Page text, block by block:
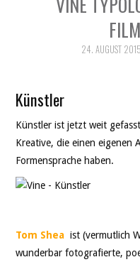
DATENSCHUTZ
24. AUGUST 2015
Künstler
Künstler ist jetzt weit
Kreative, die einen eigenen
Formensprache haben.
Tom Shea ist (vermutlich
wunderbar fotografierte,